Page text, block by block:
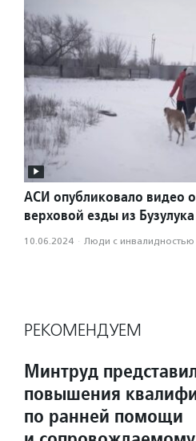
АСИ опубликовало видео
верховой езды из Бузулука
10.06.2024 · Люди с инвалидностью
РЕКОМЕНДУЕМ
Минтруд
повышения
по ранней помощи